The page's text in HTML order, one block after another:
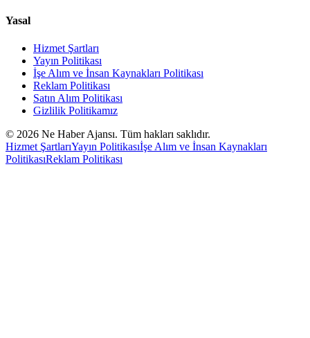
Yasal
Hizmet Şartları
Yayın Politikası
İşe Alım ve İnsan Kaynakları Politikası
Reklam Politikası
Satın Alım Politikası
Gizlilik Politikamız
© 2026 Ne Haber Ajansı. Tüm hakları saklıdır.
Hizmet ŞartlarıYayın Politikasıİşe Alım ve İnsan Kaynakları
PolitikasıReklam Politikası